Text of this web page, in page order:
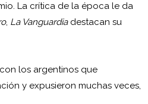
La crítica de la época le da
, La Vanguardiadestacan su
los argentinos que
y expusieron muchas veces,